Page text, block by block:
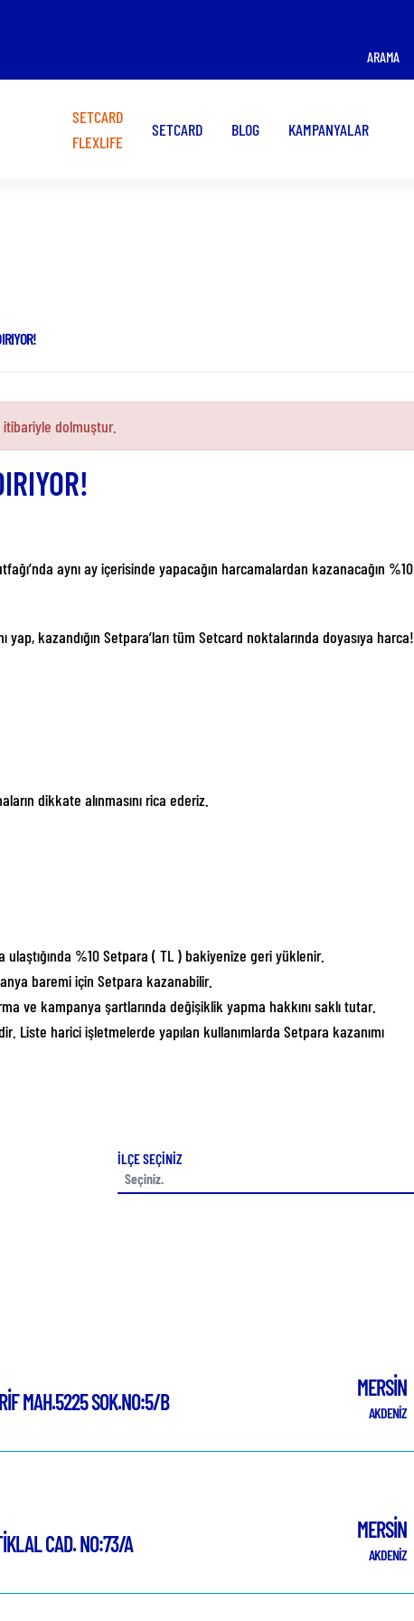
İSTİYORUM!
KART KULLANMAK
İSTİYORUM!
ARAMA
SETCARD
FLEXLIFE
SETCARD BLOG KAMPANYALAR
dolmuştur.
aynı ay içerisinde yapacağın harcamalardan kazanacağın %10
kazandığın Setpara’ları tüm Setcard noktalarında doyasıya harca!
dikkate alınmasını rica ederiz.
%10 Setpara ( TL ) bakiyenize geri yüklenir.
baremi için Setpara kazanabilir.
ve kampanya şartlarında değişiklik yapma hakkını saklı tutar.
Liste harici işletmelerde yapılan kullanımlarda Setpara kazanımı
İLÇE SEÇİNİZ
MAH.5225 SOK.NO:5/B
MERSİN
AKDENİZ
CAD. NO:73/A
MERSİN
AKDENİZ